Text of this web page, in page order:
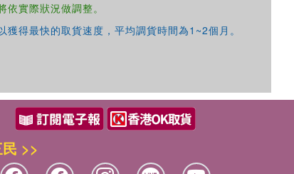
實際狀況做調整。
得最快的取貨速度，平均調貨時間為1~2個月。
>>